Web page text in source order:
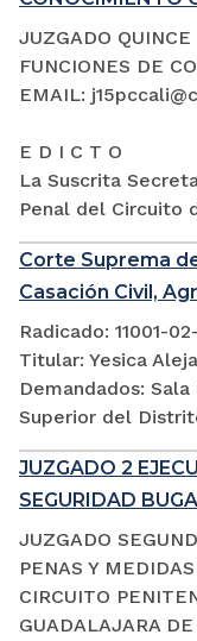
JUZGADO
FUNCIONES DE
EMAIL:
E D I C T O
La Suscrita
Penal del Circuito
Corte Suprema
Casación Civil,
Radicado: 11001-
Titular: Yesica
Demandados:
Superior del
JUZGADO 2
SEGURIDAD BUGA
JUZGADO
PENAS Y
CIRCUITO
GUADALAJARA